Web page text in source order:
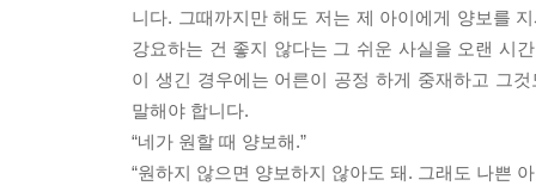
니다. 그때까지만 해도 저는 제 아이에게 양보를
강요하는 건 좋지 않다는 그 쉬운 사실을 오랜 시
이 생긴 경우에는 어른이 공정 하게 중재하고 그
말해야 합니다.
“네가 원할 때 양보해.”
“원하지 않으면 양보하지 않아도 돼. 그래도 나쁜